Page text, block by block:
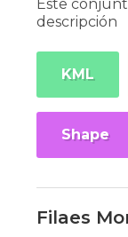
Este
descripción
KML
Shape
Filaes